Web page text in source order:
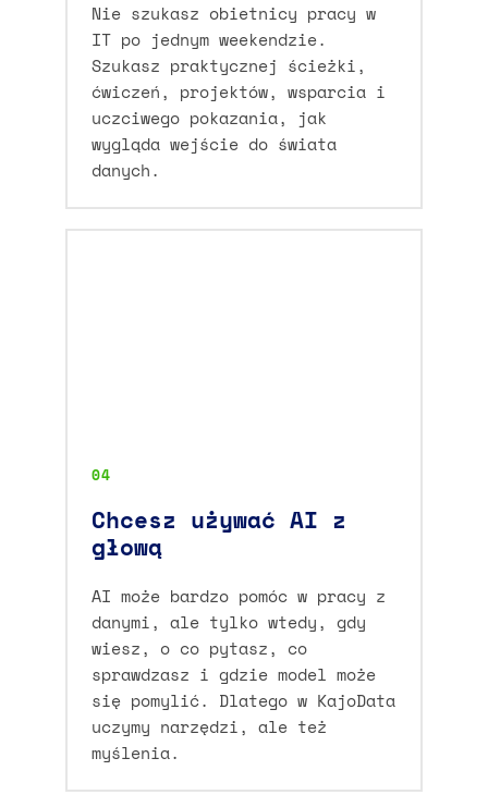
Nie szukasz obietnicy pracy w
IT po jednym weekendzie.
Szukasz praktycznej ścieżki,
ćwiczeń, projektów, wsparcia i
uczciwego pokazania, jak
wygląda wejście do świata
danych.
04
Chcesz używać AI z
głową
AI może bardzo pomóc w pracy z
danymi, ale tylko wtedy, gdy
wiesz, o co pytasz, co
sprawdzasz i gdzie model może
się pomylić. Dlatego w KajoData
uczymy narzędzi, ale też
myślenia.